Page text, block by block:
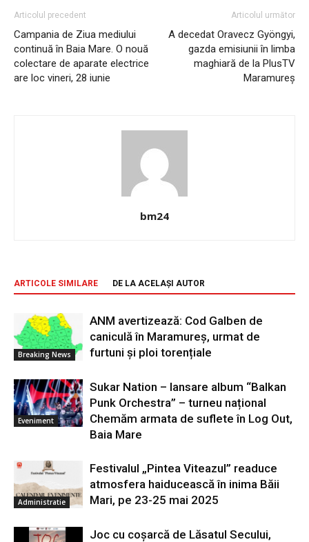
Articolul precedent
Campania de Ziua mediului
continuă în Baia Mare. O nouă
colectare de aparate electrice
are loc vineri, 28 iunie
Articolul următor
A decedat Oravecz Gyöngyi,
gazda emisiunii în limba
maghiară de la PlusTV
Maramureş
bm24
ARTICOLE SIMILARE DE LA ACELAȘI AUTOR
Breaking News
ANM avertizează: Cod Galben de
caniculă în Maramureș, urmat de
furtuni și ploi torențiale
Eveniment
Sukar Nation – lansare album “Balkan
Punk Orchestra” – turneu național
Chemăm armata de suflete în Log Out,
Baia Mare
Administratie
Festivalul „Pintea Viteazul” readuce
atmosfera haiducească în inima Băii
Mari, pe 23-25 mai 2025
Joc cu coșarcă de Lăsatul Secului,